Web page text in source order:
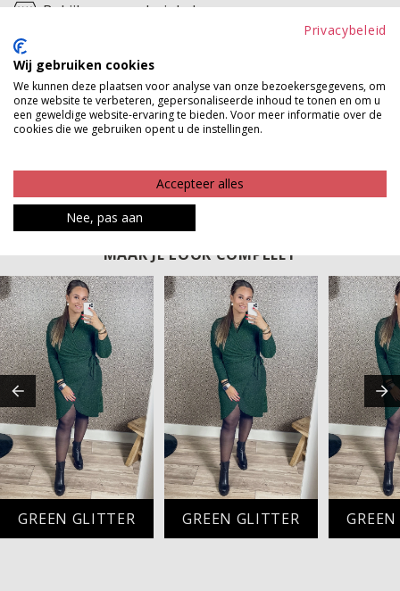
Bekijk voorraad winkel
Hallo bling bling! Met deze armband schitter jij als de
zon. De dikke armband heeft een fijne elastieken band,
waardoor hij comfortabel zit. Maak jouw outfit
helemaal af met deze geweldige armband!
Product kenmerken
Betaalinformatie
MAAK JE LOOK COMPLEET
GREEN GLITTER GREEN GLITTER
Privacybeleid
Wij gebruiken cookies
We kunnen deze plaatsen voor analyse van onze bezoekersgegevens, om
onze website te verbeteren, gepersonaliseerde inhoud te tonen en om u
een geweldige website-ervaring te bieden. Voor meer informatie over de
cookies die we gebruiken opent u de instellingen.
Accepteer alles
Nee, pas aan